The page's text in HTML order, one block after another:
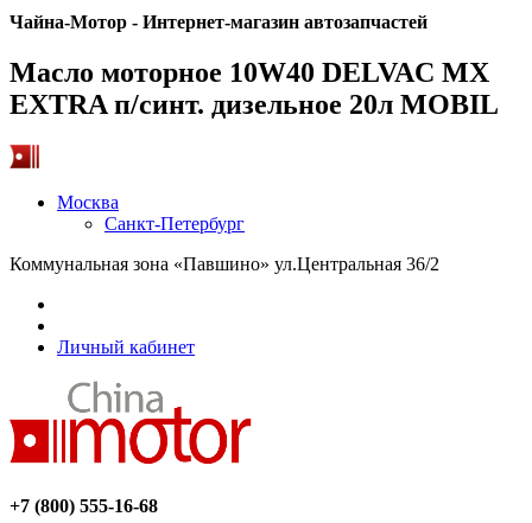
Чайна-Мотор - Интернет-магазин автозапчастей
Масло моторное 10W40 DELVAC MX
EXTRA п/синт. дизельное 20л MOBIL
Москва
Санкт-Петербург
Коммунальная зона «Павшино» ул.Центральная 36/2
Личный кабинет
+7 (800) 555-16-68